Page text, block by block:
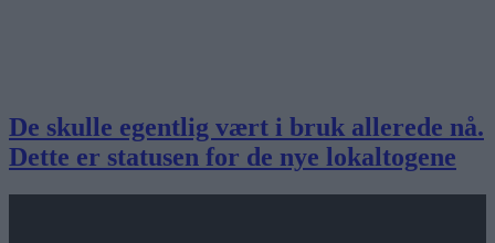
De skulle egentlig vært i bruk allerede nå.
Dette er statusen for de nye lokaltogene